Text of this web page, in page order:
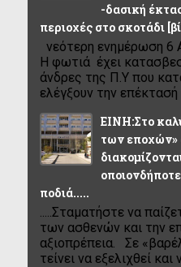
-δασική
περιοχές στο σκοτάδι
νεότερη ενημέρωση 6
Η φωτιά έχει
άνδρες της Π.Υ που
ελέγξουν την επέκτασή
ΕΙΝΗ:Στο
των εποχών»
ποδιά.....
.....Σταματήστε να
των ασθενών και την
αξιοπρέπεια. Σε
τείνει να εξελιχθεί και